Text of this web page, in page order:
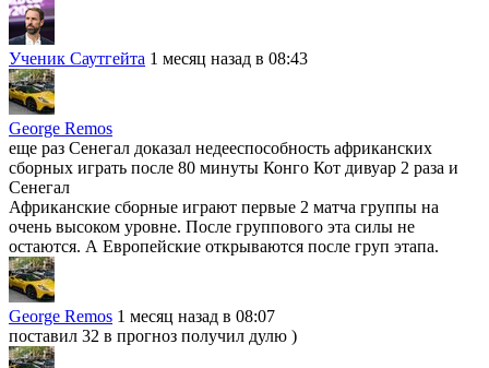
Ученик Саутгейта 1 месяц назад в 08:43
George Remos
еще раз Сенегал доказал недееспособность африканских
сборных играть после 80 минуты Конго Кот дивуар 2 раза и
Сенегал
Африканские сборные играют первые 2 матча группы на
очень высоком уровне. После группового эта силы не
остаются. А Европейские открываются после груп этапа.
George Remos 1 месяц назад в 08:07
поставил 32 в прогноз получил дулю )